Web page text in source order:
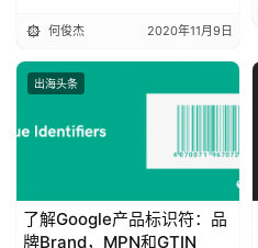
常大？
何俊杰 2020年11月9日
出海头条
了解Google产品标识符：品
牌Brand，MPN和GTIN